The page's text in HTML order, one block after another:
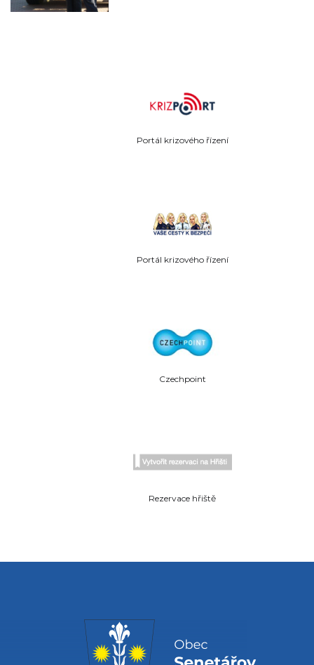
Portál krizového řízení
Portál krizového řízení
Czechpoint
Rezervace hřiště